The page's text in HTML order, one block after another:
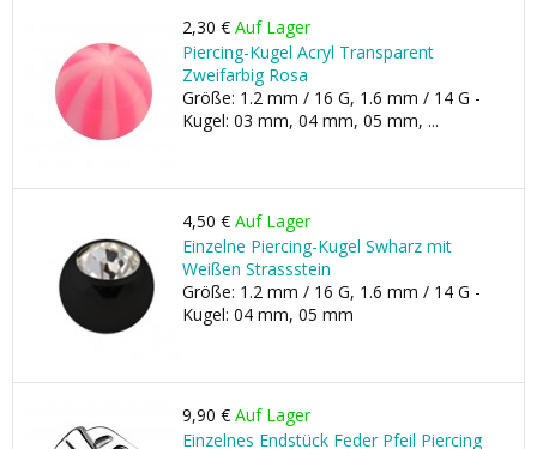
2,30 € Auf Lager
Piercing-Kugel Acryl Transparent
Zweifarbig Rosa
Größe: 1.2 mm / 16 G, 1.6 mm / 14 G -
Kugel: 03 mm, 04 mm, 05 mm, ...
4,50 € Auf Lager
Einzelne Piercing-Kugel Swharz mit
Weißen Strassstein
Größe: 1.2 mm / 16 G, 1.6 mm / 14 G -
Kugel: 04 mm, 05 mm
9,90 € Auf Lager
Einzelnes Endstück Feder Pfeil Piercing